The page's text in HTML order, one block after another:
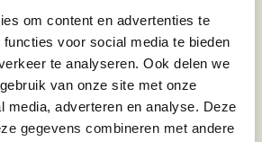
om content en advertenties te
voor social media te bieden
te analyseren. Ook delen we
van onze site met onze
media, adverteren en analyse. Deze
gegevens combineren met andere